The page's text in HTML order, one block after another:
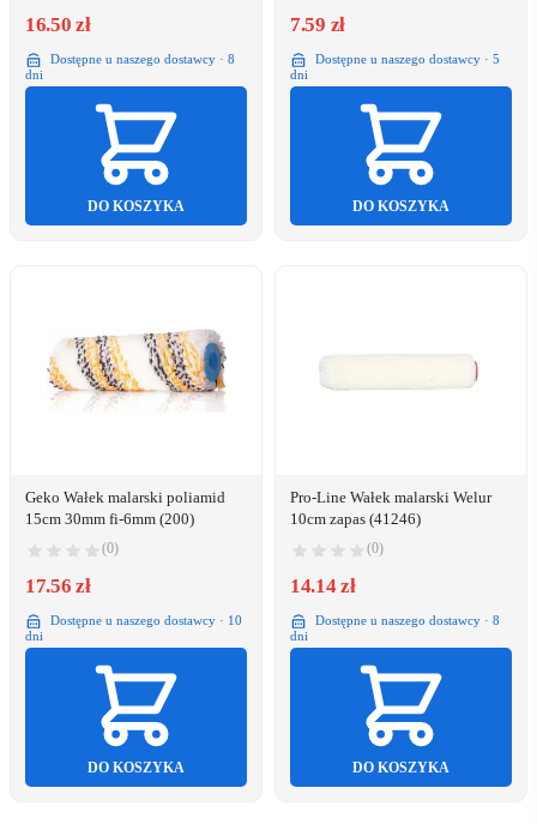
16.50 zł
Dostępne u naszego dostawcy · 8
dni
DO KOSZYKA
7.59 zł
Dostępne u naszego dostawcy · 5
dni
DO KOSZYKA
Geko Wałek malarski poliamid
15cm 30mm fi-6mm (200)
(0)
17.56 zł
Dostępne u naszego dostawcy · 10
dni
DO KOSZYKA
Pro-Line Wałek malarski Welur
10cm zapas (41246)
(0)
14.14 zł
Dostępne u naszego dostawcy · 8
dni
DO KOSZYKA